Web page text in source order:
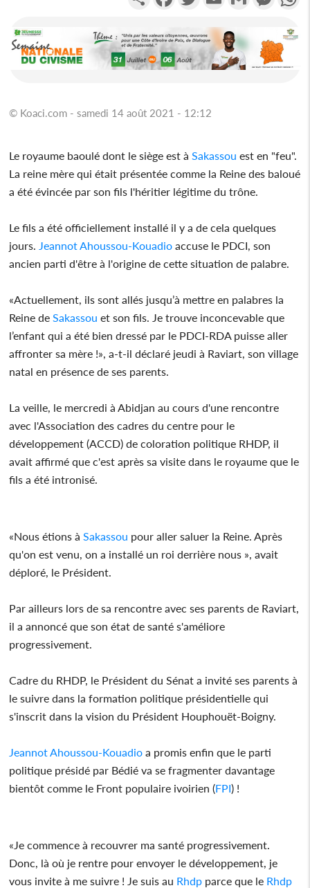
© Koaci.com - samedi 14 août 2021 - 12:12
Le royaume baoulé dont le siège est àSakassou est en "feu".
La reine mère qui était présentée comme la Reine des baloué
a été évincée par son fils l'héritier légitime du trône.
Le fils a été officiellement installé il y a de cela quelques
jours. Jeannot Ahoussou-Kouadio accuse le PDCI, son
ancien parti d'être à l'origine de cette situation de palabre.
«Actuellement, ils sont allés jusqu’à mettre en palabres la
Reine deSakassou et son fils. Je trouve inconcevable que
l’enfant qui a été bien dressé par le PDCI-RDA puisse aller
affronter sa mère !», a-t-il déclaré jeudi à Raviart, son village
natal en présence de ses parents.
La veille, le mercredi à Abidjan au cours d'une rencontre
avec l'Association des cadres du centre pour le
développement (ACCD) de coloration politique RHDP, il
avait affirmé que c'est après sa visite dans le royaume que le
fils a été intronisé.
«Nous étions àSakassou pour aller saluer la Reine. Après
qu'on est venu, on a installé un roi derrière nous », avait
déploré, le Président.
Par ailleurs lors de sa rencontre avec ses parents de Raviart,
il a annoncé que son état de santé s'améliore
progressivement.
Cadre du RHDP, le Président du Sénat a invité ses parents à
le suivre dans la formation politique présidentielle qui
s'inscrit dans la vision du Président Houphouët-Boigny.
Jeannot Ahoussou-Kouadio a promis enfin que le parti
politique présidé par Bédié va se fragmenter davantage
bientôt comme le Front populaire ivoirien (FPI) !
«Je commence à recouvrer ma santé progressivement.
Donc, là où je rentre pour envoyer le développement, je
vous invite à me suivre ! Je suis au Rhdp parce que le Rhdp